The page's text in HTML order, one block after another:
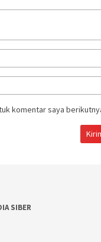
komentar saya
SIBER